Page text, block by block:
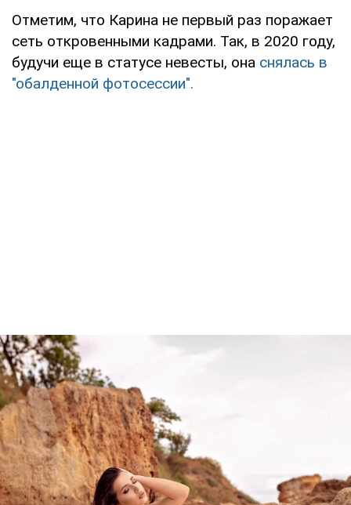
Отметим, что Карина не первый раз поражает
сеть откровенными кадрами. Так, в 2020 году,
будучи еще в статусе невесты, она снялась в
"обалденной фотосессии".